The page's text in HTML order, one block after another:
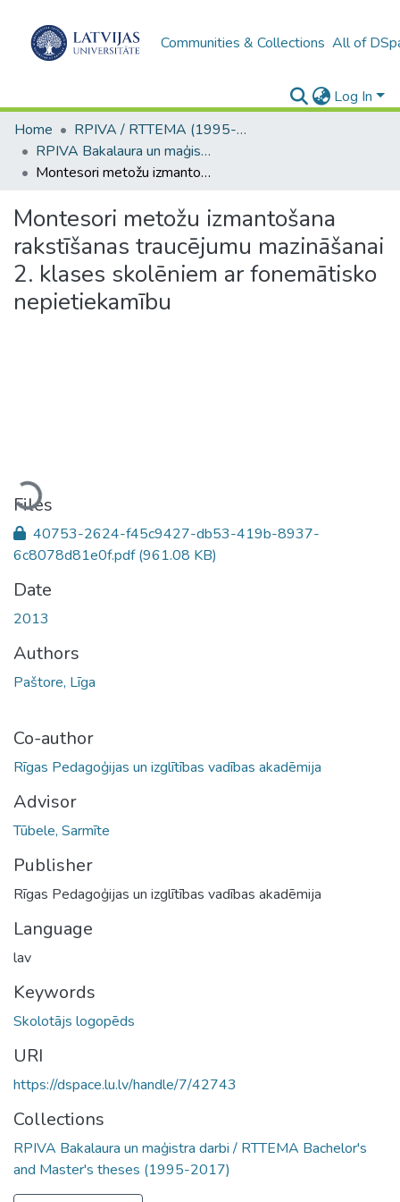
Communities & Collections All of
Log In
Home
RPIVA / RTTEMA (1995-2016)
RPIVA Bakalaura un maģistra darbi / RTTEMA Bachelor's and Master's theses (1995-2017)
Montesori metožu izmantošana rakstīšanas traucējumu mazināšanai 2. klases skolēniem ar fonemātisko nepietiekamību
Montesori metožu izmantošana
rakstīšanas traucējumu mazināšanai
2. klases skolēniem ar fonemātisko
nepietiekamību
Files
40753-2624-f45c9427-db53-419b-8937-
6c8078d81e0f.pdf(961.08 KB)
Date
2013
Authors
Paštore, Līga
Co-author
Rīgas Pedagoģijas un izglītības vadības akadēmija
Advisor
Tūbele, Sarmīte
Publisher
Rīgas Pedagoģijas un izglītības vadības akadēmija
Language
lav
Keywords
Skolotājs logopēds
URI
https://dspace.lu.lv/handle/7/42743
Collections
RPIVA Bakalaura un maģistra darbi / RTTEMA Bachelor's
and Master's theses (1995-2017)